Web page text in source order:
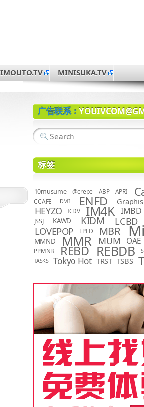
IMOUTO.TV MINISUKA.TV
广告联系：
标签
10musume @crepe ABP APRI
CCAFE DMI ENFD Graphis
HEYZO ICDV IM4K IMBD
JSSJ KAWD KIDM LCBD
LOVEPOP LPFD MBR
MMND MMR MUM OAE
PPMNB
REBD REBDB
TASKS Tokyo Hot TRST TSBS